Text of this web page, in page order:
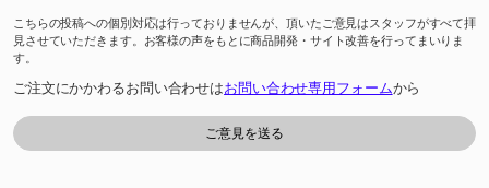
こちらの投稿への個別対応は行っておりませんが、頂いたご意見はスタッフがすべて拝
見させていただきます。お客様の声をもとに商品開発・サイト改善を行ってまいりま
す。
ご注文にかかわるお問い合わせはお問い合わせ専用フォームから